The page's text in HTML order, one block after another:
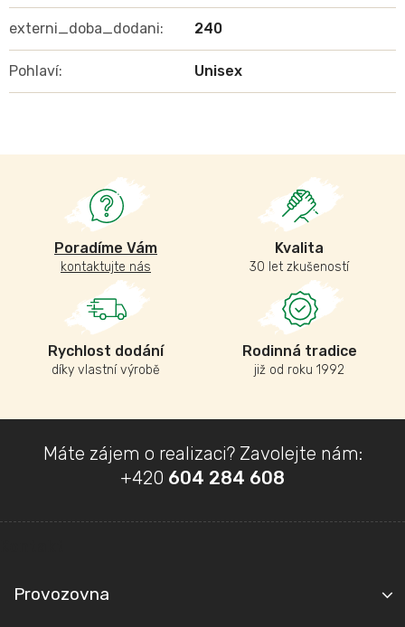
Poradíme Vám
kontaktujte nás
Kvalita
30 let zkušeností
Rychlost dodání
díky vlastní výrobě
Rodinná tradice
již od roku 1992
externi_doba_dodani: 240
Pohlaví: Unisex
a
Máte zájem o realizaci? Zavolejte nám:
+420 604 284 608
Provozovna